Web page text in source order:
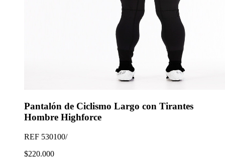
Pantalón de Ciclismo Largo con Tirantes
Hombre Highforce
REF 530100/
$220.000